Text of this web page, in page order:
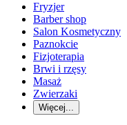
Fryzjer
Barber shop
Salon Kosmetyczny
Paznokcie
Fizjoterapia
Brwi i rzęsy
Masaż
Zwierzaki
Więcej...